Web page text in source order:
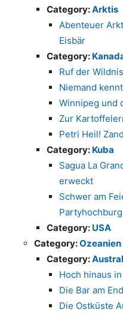
Category:Arktis
Abenteuer
Eisbär
Category:
Ruf der
Niemand
Winnipeg und
Zur
Petri Heil!
Category: Kuba
Sagua La
erweckt
Schwer am
Category: USA
Category:Ozeanien
Category:
Hoch hinaus
Die Bar am
Die Ostküste